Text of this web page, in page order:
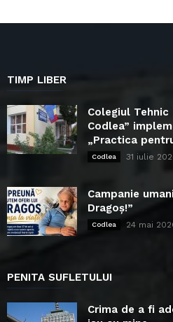
TIMP LIBER
Colegiul Tehnic
Codlea”
„Practica
Codlea 31 iulie
Campanie
Dragoș!”
Codlea 24 mai
PENITA SUFLETULUI
Crima de a fi